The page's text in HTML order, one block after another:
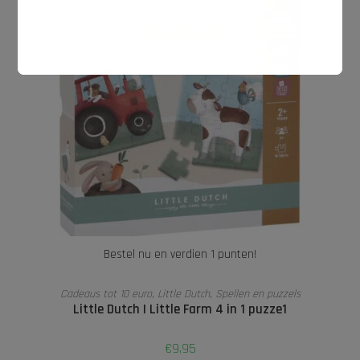
Bestel nu en verdien 1 punten!
TOEVOEGEN AAN WINKELWAGEN
Cadeaus tot 10 euro, Little Dutch, Spellen en puzzels
Little Dutch I Little Farm 4 in 1 puzze1
€9,95